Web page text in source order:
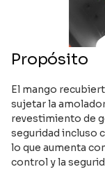
Propósito
El mango
sujetar la
revestimiento de
seguridad incluso
lo que aumenta
control y la